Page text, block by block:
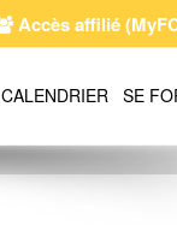
Accès affilié
CALENDRIER SE